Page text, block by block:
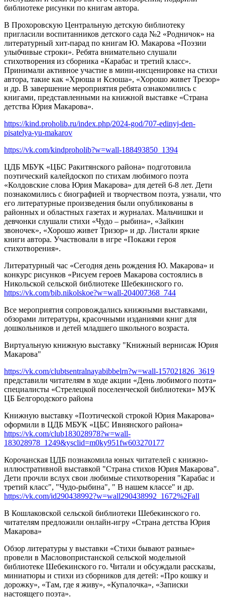
библиотеке рисунки по книгам автора.
В Прохоровскую Центральную детскую библиотеку
пригласили воспитанников детского сада №2 «Родничок» на
литературный хит-парад по книгам Ю. Макарова «Поэзии
улыбчивые строки». Ребята внимательно слушали
стихотворения из сборника «Карабас и третий класс».
Принимали активное участие в мини-инсценировке на стихи
автора, такие как «Хрюша и Ксюша», «Хорошо живет Трезор»
и др. В завершение мероприятия ребята ознакомились с
книгами, представленными на книжной выставке «Страна
детства Юрия Макарова».
https://kind.proholib.ru/index.php/2024-god/707-edinyj-den-
pisatelya-yu-makarov
https://vk.com/kindproholib?w=wall-188493850_1394
ЦДБ МБУК «ЦБС Ракитянского района» подготовила
поэтический калейдоскоп по стихам любимого поэта
«Колдовские слова Юрия Макарова» для детей 6-8 лет. Дети
познакомились с биографией и творчеством поэта, узнали, что
его литературные произведения были опубликованы в
районных и областных газетах и журналах. Мальчишки и
девчонки слушали стихи «Чудо – рыбина», «Зайкин
звоночек», «Хорошо живет Тризор» и др. Листали яркие
книги автора. Участвовали в игре «Покажи героя
стихотворения».
Литературный час «Сегодня день рождения Ю. Макарова» и
конкурс рисунков «Рисуем героев Макарова состоялись в
Никольской сельской библиотеке Шебекинского го.
https://vk.com/bib.nikolskoe?w=wall-204007368_744
Все мероприятия сопровождались книжными выставками,
обзорами литературы, красочными изданиями книг для
дошкольников и детей младшего школьного возраста.
Виртуальную книжную выставку "Книжный вернисаж Юрия
Макарова"
https://vk.com/clubtsentralnayabibbelrn?w=wall-157021826_3619
представили читателям в ходе акции «День любимого поэта»
специалисты «Стрелецкой поселенческой библиотеки» МУК
ЦБ Белгородского района
Книжную выставку «Поэтической строкой Юрия Макарова»
оформили в ЦДБ МБУК «ЦБС Ивнянского района»
https://vk.com/club183028978?w=wall-
183028978_1249&ysclid=m0ky951fw603270177
Корочанская ЦДБ познакомила юных читателей с книжно-
иллюстративной выставкой "Страна стихов Юрия Макарова".
Дети прочли вслух свои любимые стихотворения "Карабас и
третий класс", "Чудо-рыбина", " В нашем классе" и др.
https://vk.com/id290438992?w=wall290438992_1672%2Fall
В Кошлаковской сельской библиотеки Шебекинского го.
читателям предложили онлайн-игру «Страна детства Юрия
Макарова»
Обзор литературы у выставки «Стихи бывают разные»
провели в Масловопристанской сельской модельной
библиотеке Шебекинского го. Читали и обсуждали рассказы,
миниатюры и стихи из сборников для детей: «Про кошку и
дорожку», «Там, где я живу», «Купалочка», «Записки
настоящего поэта».